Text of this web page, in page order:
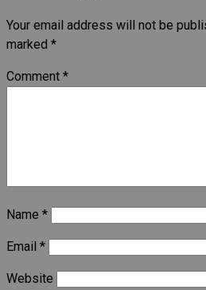
Your email address will not be
marked *
Comment *
Name *
Email *
Website